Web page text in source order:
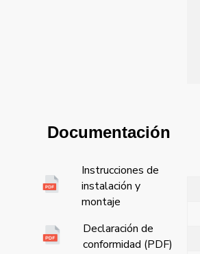
Documentación
Instrucciones de
instalación y
montaje
Declaración de
conformidad (PDF)